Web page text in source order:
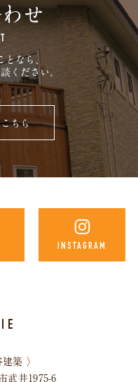
せ
となら、
ください。
ちら
INSTAGRAM
築 〉
武井1975-6